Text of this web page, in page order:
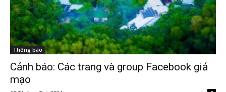
Thông báo
Cảnh báo: Các trang và group Facebook giả
mạo